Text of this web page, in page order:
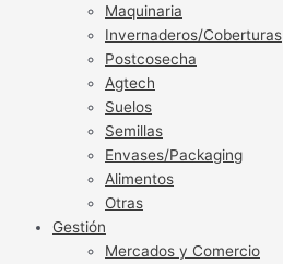
Maquinaria
Invernaderos/Coberturas
Postcosecha
Agtech
Suelos
Semillas
Envases/Packaging
Alimentos
Otras
Gestión
Mercados y Comercio